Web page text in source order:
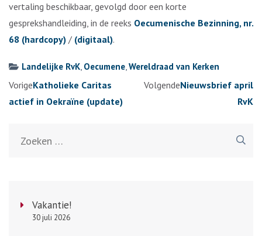
vertaling beschikbaar, gevolgd door een korte
gesprekshandleiding, in de reeks Oecumenische Bezinning, nr.
68 (hardcopy) / (digitaal).
Landelijke RvK, Oecumene,Wereldraad van Kerken
Berichtennavigatie
VorigeKatholieke Caritas
actief in Oekraïne (update)
VolgendeNieuwsbrief april
RvK
Vakantie!
30 juli 2026